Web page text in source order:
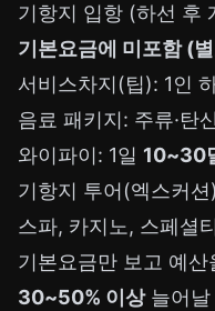
기항지 입항 (하선 후
기본요금에 미포함 (
서비스차지(팁): 1인
음료 패키지: 주류·탄
와이파이: 1일 10~30
기항지 투어(엑스커션
스파, 카지노, 스페셜
기본요금만 보고 예
30~50% 이상늘어날